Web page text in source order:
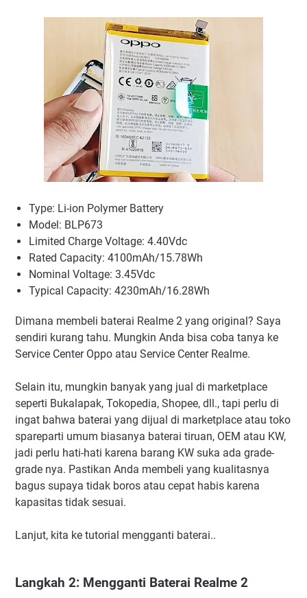
Type: Li-ion Polymer Battery
Model: BLP673
Limited Charge Voltage: 4.40Vdc
Rated Capacity: 4100mAh/15.78Wh
Nominal Voltage: 3.45Vdc
Typical Capacity: 4230mAh/16.28Wh
Dimana membeli baterai Realme 2 yang original? Saya
sendiri kurang tahu. Mungkin Anda bisa coba tanya ke
Service Center Oppo atau Service Center Realme.
Selain itu, mungkin banyak yang jual di marketplace
seperti Bukalapak, Tokopedia, Shopee, dll., tapi perlu di
ingat bahwa baterai yang dijual di marketplace atau toko
spareparti umum biasanya baterai tiruan, OEM atau KW,
jadi perlu hati-hati karena barang KW suka ada grade-
grade nya. Pastikan Anda membeli yang kualitasnya
bagus supaya tidak boros atau cepat habis karena
kapasitas tidak sesuai.
Lanjut, kita ke tutorial mengganti baterai..
Langkah 2: Mengganti Baterai Realme 2